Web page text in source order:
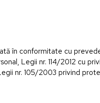
în conformitate cu
Legii nr. 114/2012 cu
nr. 105/2003 privind